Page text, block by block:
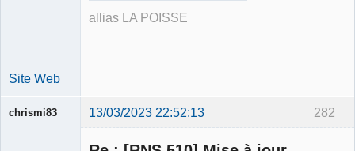
allias LA POISSE
Site Web
282
chrismi83 13/03/2023 22:52:13